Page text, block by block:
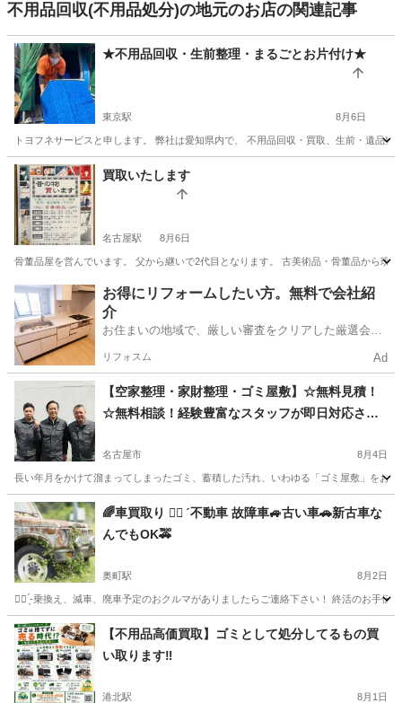
不用品回収(不用品処分)の地元のお店の関連記事
★不用品回収・生前整理・まるごとお片付け★
東京駅 8月6日
トヨフネサービスと申します。 弊社は愛知県内で、 不用品回収・買取、生前・遺品
愛知 名古屋市 東京駅 不用品回収
買取いたします
名古屋駅 8月6日
骨董品屋を営んでいます。 父から継いで2代目となります。 古美術品・骨董品から現
愛知 名古屋市 名古屋駅 不用品処分 無料
お得にリフォームしたい方。無料で会社紹
介
お住まいの地域で、厳しい審査をクリアした厳選会社
リフォスム Ad
【空家整理・家財整理・ゴミ屋敷】☆無料見積！
☆無料相談！経験豊富なスタッフが即日対応させ
名古屋市 8月4日
長い年月をかけて溜まってしまったゴミ、蓄積した汚れ、いわゆる「ゴミ屋敷」をお
愛知 名古屋市 不用品処分 ごみ屋敷
🌈車買取り 🙇‍♀️ ́ 不動車 故障車🚙古い車🚗新古車な
んでもOK🚕
奥町駅 8月2日
🙇‍♀️ ̖́-乗換え、減車、廃車予定のおクルマがありましたらご連絡下さい！ 終活のお手
愛知 一宮市 奥町駅 遺品整理 月極駐車場
【不用品高価買取】ゴミとして処分してるもの買
い取ります‼️
港北駅 8月1日